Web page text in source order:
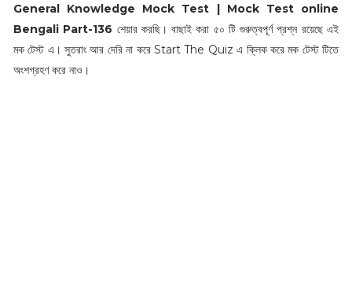
General Knowledge Mock Test | Mock Test online
Bengali Part-136 শেয়ার করছি। বাছাই করা ৫০ টি গুরুত্বপূর্ণ প্রশ্ন রয়েছে এই
মক টেস্ট এ। সুতরাং আর দেরি না করে Start The Quiz এ ক্লিক করে মক টেস্ট টিতে
অংশগ্রহণ করে নাও।